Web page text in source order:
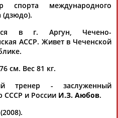
Мария
АБАКУМОВА
Юлия
Рамазан
АБАЧАРАЕВ
Ростом
спорта международного
(дзюдо).
в г. Аргун, Чечено-
АССР. Живет в Чеченской
см. Вес 81 кг.
тренер - заслуженный
СССР и России И.З. Аюбов.